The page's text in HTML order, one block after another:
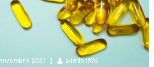
2021 admin1975